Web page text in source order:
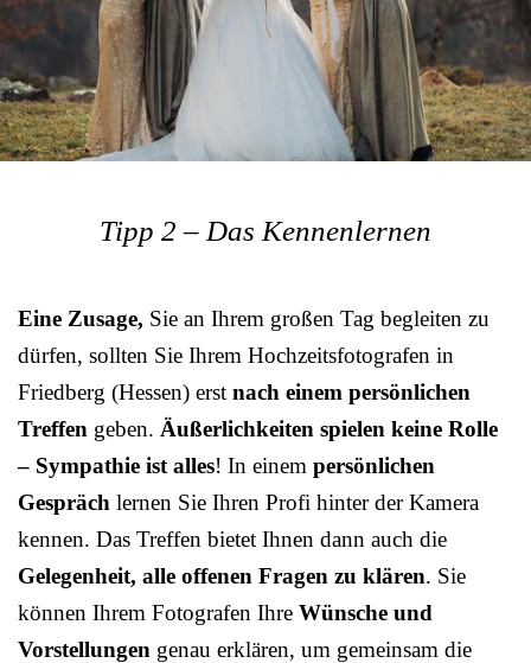
Tipp 2 – Das Kennenlernen
Eine Zusage, Sie an Ihrem großen Tag begleiten zu
dürfen, sollten Sie Ihrem Hochzeitsfotografen in
Friedberg (Hessen) erst nach einem persönlichen
Treffen geben. Äußerlichkeiten spielen keine Rolle
– Sympathie ist alles! In einem persönlichen
Gespräch lernen Sie Ihren Profi hinter der Kamera
kennen. Das Treffen bietet Ihnen dann auch die
Gelegenheit, alle offenen Fragen zu klären. Sie
können Ihrem Fotografen Ihre Wünsche und
Vorstellungen genau erklären, um gemeinsam die